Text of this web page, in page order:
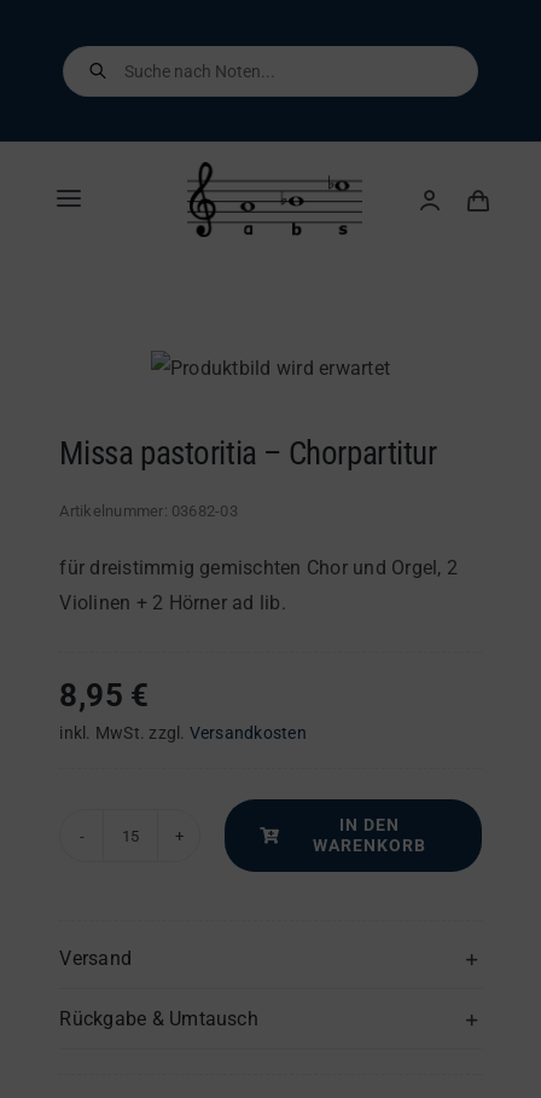
content
Products
search
Toggle
Kontakt
Missa pastoritia – Chorpartitur
Artikelnummer: 03682-03
für dreistimmig gemischten Chor und Orgel, 2
Violinen + 2 Hörner ad lib.
8,95 €
inkl. MwSt. zzgl. Versandkosten
Chorpartitur
IN DEN
WARENKORB
Versand
Rückgabe & Umtausch